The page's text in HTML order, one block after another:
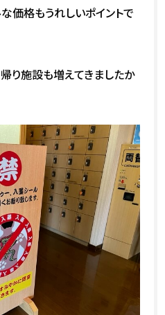
価格もうれしいポイントで
り施設も増えてきましたか